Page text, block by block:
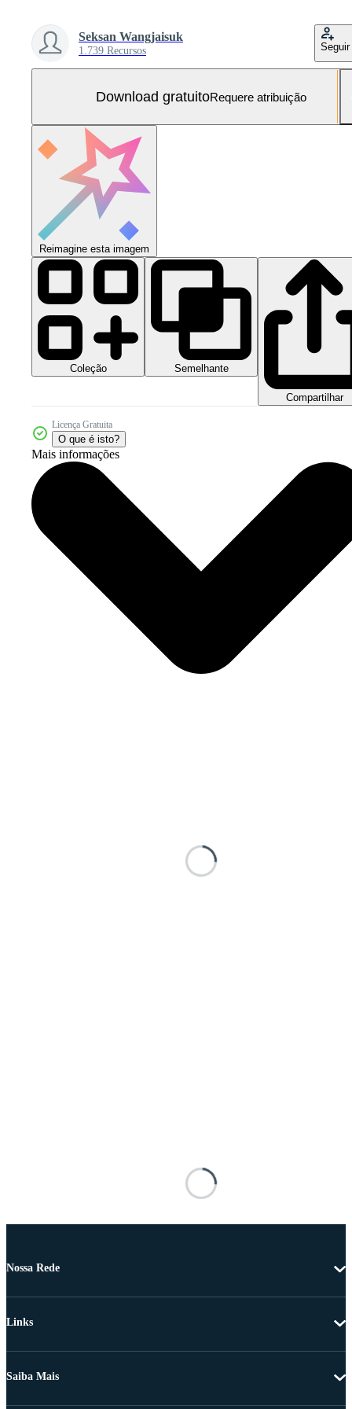
Seksan Wangjaisuk
1.739 Recursos Seguir
Download gratuitoRequere atribuição
Reimagine esta imagem
Coleção Semelhante
Compartilhar
Licença Gratuita
O que é isto?
Mais informações
Nossa Rede
Links
Saiba Mais